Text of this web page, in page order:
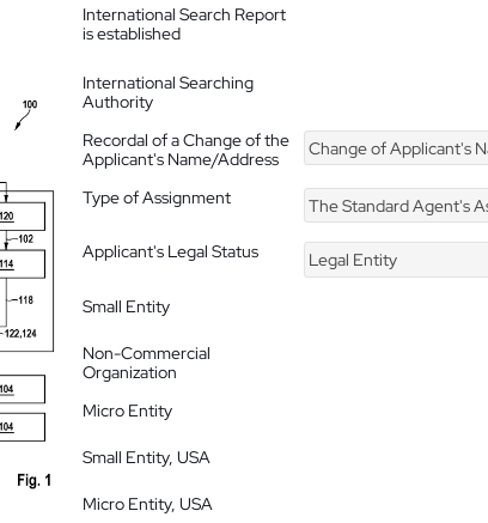
International Search Report
is established
International Searching
Authority
Recordal of a Change of the
Applicant's Name/Address
Change of Applicant's
Type of Assignment The Standard Agent's
Applicant's Legal Status
Legal Entity
Small Entity
Non-Commercial
Organization
Micro Entity
Small Entity, USA
Micro Entity, USA